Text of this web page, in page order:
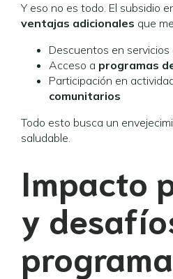
Y eso no es todo. El subsidio
ventajas adicionales que
Descuentos en servicios
Acceso a programas
Participación en
comunitarios
Todo esto busca un
saludable.
Impacto
y
programa